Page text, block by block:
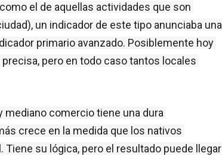
el de aquellas actividades que son
un indicador de este tipo anunciaba una
primario avanzado. Posiblemente hoy
pero en todo caso tantos locales
mediano comercio tiene una dura
crece en la medida que los nativos
su lógica, pero el resultado puede llegar